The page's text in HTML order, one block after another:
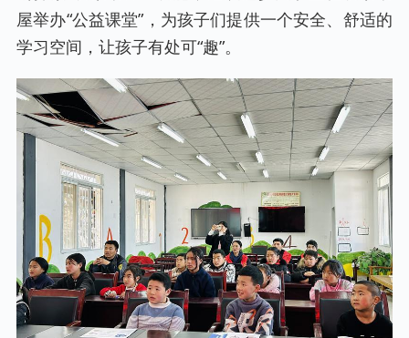
屋举办“公益课堂”，为孩子们提供一个安全、舒适的
学习空间，让孩子有处可“趣”。